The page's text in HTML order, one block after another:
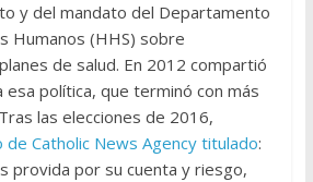
y del mandato del Departamento
Humanos (HHS) sobre
de salud. En 2012 compartió
esa política, que terminó con más
las elecciones de 2016,
Catholic News Agency titulado:
provida por su cuenta y riesgo,